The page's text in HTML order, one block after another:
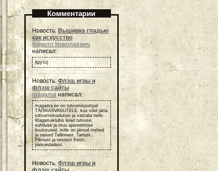
Комментарии
Новость: Вышивка гладью
как искусство
Кирилл Николаевич
написал:
Круто)
Новость: Флэш игры и
флэш сайты
magamaнаписал:
magama.ee on tutvumisportaal
TÄISKASVANUTELE, kus võid jätta
tutvumiskuulutusi ja vastata neile.
Magamaklubis leiad tutvuse,
suhtluse ja muu ajaveetmise
kuulutused, mille on jätnud mehed
ja naised Tallinnast, Tartust ,
Pärnust ja teistest Eesti
piirkondadest.
Новость: Флэш игры и